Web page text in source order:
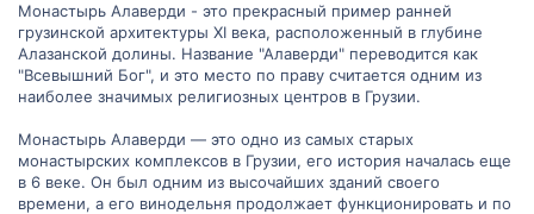
Монастырь Алаверди - это прекрасный пример ранней
грузинской архитектуры XI века, расположенный в глубине
Алазанской долины. Название "Алаверди" переводится как
"Всевышний Бог", и это место по праву считается одним из
наиболее значимых религиозных центров в Грузии.
Монастырь Алаверди — это одно из самых старых
монастырских комплексов в Грузии, его история началась еще
в 6 веке. Он был одним из высочайших зданий своего
времени, а его винодельня продолжает функционировать и по